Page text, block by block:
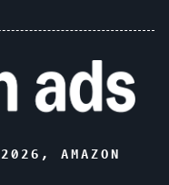
2026 , AMAZON